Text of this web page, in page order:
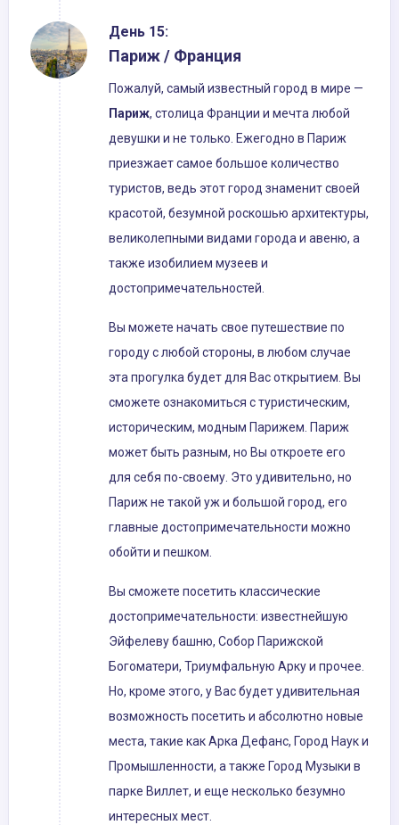
День 15:
Париж / Франция
Пожалуй, самый известный город в мире —
Париж, столица Франции и мечта любой
девушки и не только. Ежегодно в Париж
приезжает самое большое количество
туристов, ведь этот город знаменит своей
красотой, безумной роскошью архитектуры,
великолепными видами города и авеню, а
также изобилием музеев и
достопримечательностей.
Вы можете начать свое путешествие по
городу с любой стороны, в любом случае
эта прогулка будет для Вас открытием. Вы
сможете ознакомиться с туристическим,
историческим, модным Парижем. Париж
может быть разным, но Вы откроете его
для себя по-своему. Это удивительно, но
Париж не такой уж и большой город, его
главные достопримечательности можно
обойти и пешком.
Вы сможете посетить классические
достопримечательности: известнейшую
Эйфелеву башню, Собор Парижской
Богоматери, Триумфальную Арку и прочее.
Но, кроме этого, у Вас будет удивительная
возможность посетить и абсолютно новые
места, такие как Арка Дефанс, Город Наук и
Промышленности, а также Город Музыки в
парке Виллет, и еще несколько безумно
интересных мест.